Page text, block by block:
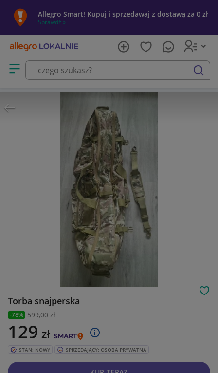
Allegro Smart! Kupuj i sprzedawaj z dostawą za 0 zł
Sprawdź »
Otwórz menu z kategoriami
szukaj
Torba snajperska
-78% 599,00 zł
129 zł
STAN: NOWY SPRZEDAJĄCY: OSOBA PRYWATNA